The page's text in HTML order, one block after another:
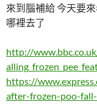
來到腦補給 今天要
哪裡去了
http://
https://
after-frozen-poo-